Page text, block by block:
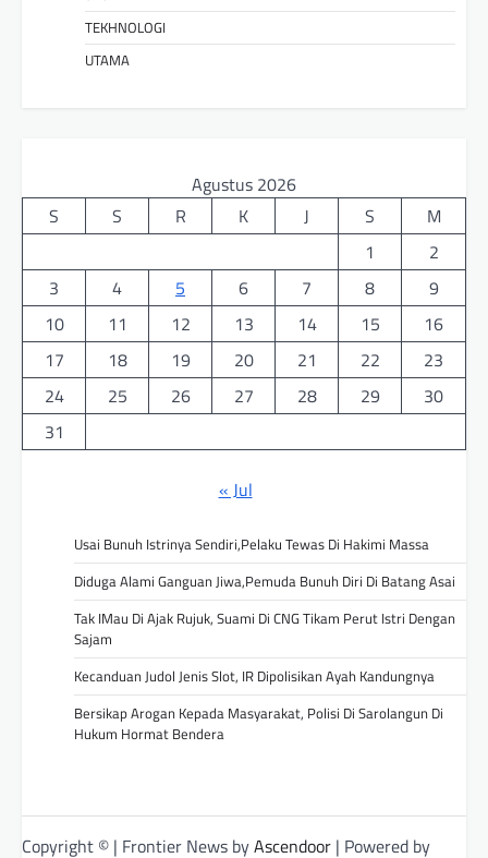
TEKHNOLOGI
UTAMA
Agustus 2026
S
S R K J S
M
1
2
3
4 5 6 7 8
9
10
11 12 13 14 15
16
17
18 19 20 21 22
23
24
25 26 27 28 29
30
31
« Jul
Usai Bunuh Istrinya Sendiri,Pelaku Tewas Di Hakimi Massa
Diduga Alami Ganguan Jiwa,Pemuda Bunuh Diri Di Batang Asai
Tak IMau Di Ajak Rujuk, Suami Di CNG Tikam Perut Istri Dengan
Sajam
Kecanduan Judol Jenis Slot, IR Dipolisikan Ayah Kandungnya
Bersikap Arogan Kepada Masyarakat, Polisi Di Sarolangun Di
Hukum Hormat Bendera
Copyright © | Frontier News byAscendoor | Powered by